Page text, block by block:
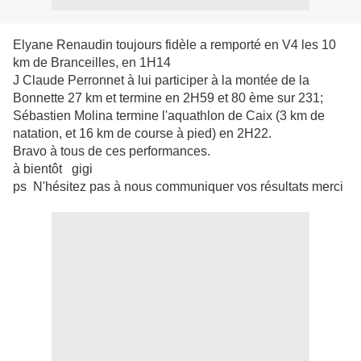
Elyane Renaudin toujours fidèle a remporté en V4 les 10
km de Branceilles, en 1H14
J Claude Perronnet à lui participer à la montée de la
Bonnette 27 km et termine en 2H59 et 80 ème sur 231;
Sébastien Molina termine l'aquathlon de Caix (3 km de
natation, et 16 km de course à pied) en 2H22.
Bravo à tous de ces performances.
à bientôt gigi
ps N'hésitez pas à nous communiquer vos résultats merci